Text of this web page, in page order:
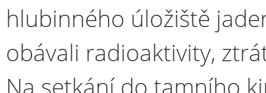
hlubinného úložiště
obávali radioaktivity,
Na setkání do tamního